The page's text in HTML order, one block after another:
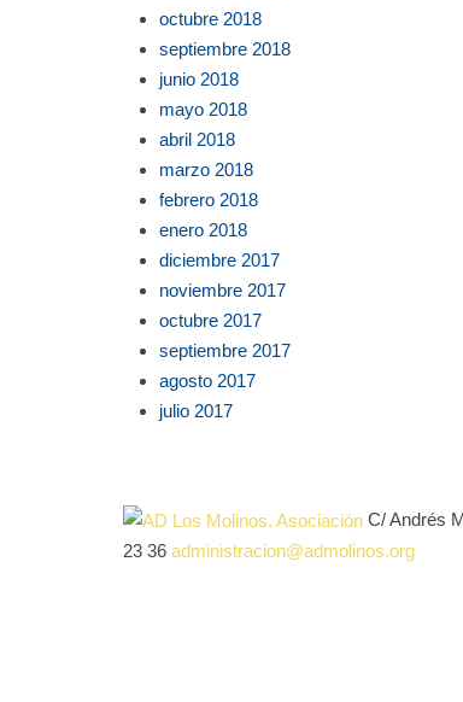
octubre 2018
septiembre 2018
junio 2018
mayo 2018
abril 2018
marzo 2018
febrero 2018
enero 2018
diciembre 2017
noviembre 2017
octubre 2017
septiembre 2017
agosto 2017
julio 2017
C/ Andrés
23 36 administracion@admolinos.org